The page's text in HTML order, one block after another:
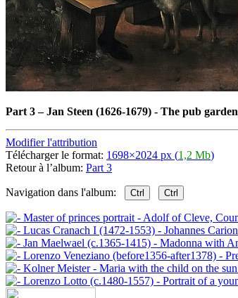
Part 3–Jan Steen (1626-1679) - The pub garden
Modifier l'attribution
Télécharger le format: 1698×2024 px (1,2 Mb)
Retour à l’album: Part 3
Navigation dans l'album: Ctrl Ctrl